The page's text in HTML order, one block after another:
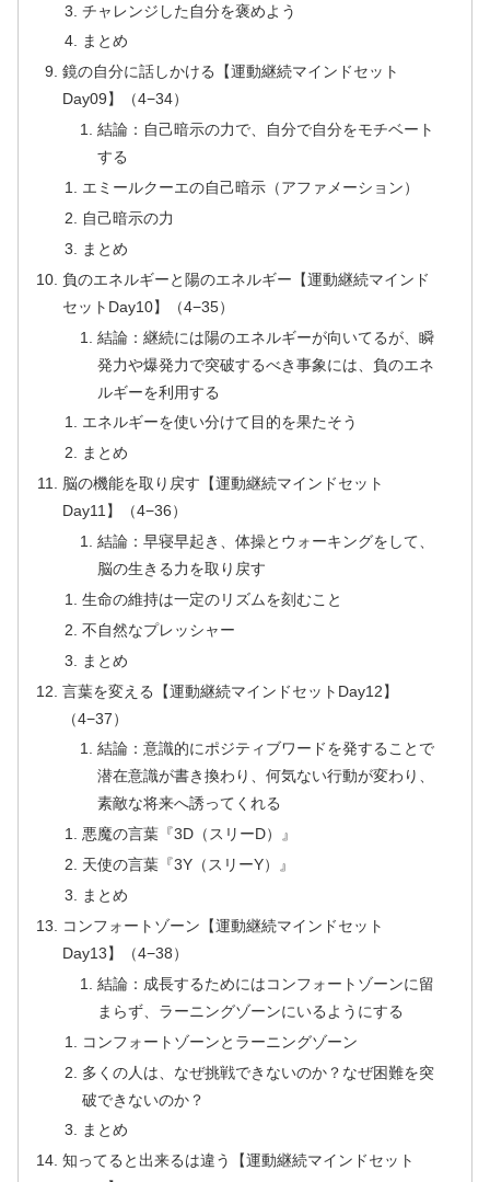
チャレンジした自分を褒めよう
まとめ
鏡の自分に話しかける【運動継続マインドセット
Day09】（4−34）
結論：自己暗示の力で、自分で自分をモチベート
する
エミールクーエの自己暗示（アファメーション）
自己暗示の力
まとめ
負のエネルギーと陽のエネルギー【運動継続マインド
セットDay10】（4−35）
結論：継続には陽のエネルギーが向いてるが、瞬
発力や爆発力で突破するべき事象には、負のエネ
ルギーを利用する
エネルギーを使い分けて目的を果たそう
まとめ
脳の機能を取り戻す【運動継続マインドセット
Day11】（4−36）
結論：早寝早起き、体操とウォーキングをして、
脳の生きる力を取り戻す
生命の維持は一定のリズムを刻むこと
不自然なプレッシャー
まとめ
言葉を変える【運動継続マインドセットDay12】
（4−37）
結論：意識的にポジティブワードを発することで
潜在意識が書き換わり、何気ない行動が変わり、
素敵な将来へ誘ってくれる
悪魔の言葉『3D（スリーD）』
天使の言葉『3Y（スリーY）』
まとめ
コンフォートゾーン【運動継続マインドセット
Day13】（4−38）
結論：成長するためにはコンフォートゾーンに留
まらず、ラーニングゾーンにいるようにする
コンフォートゾーンとラーニングゾーン
多くの人は、なぜ挑戦できないのか？なぜ困難を突
破できないのか？
まとめ
知ってると出来るは違う【運動継続マインドセット